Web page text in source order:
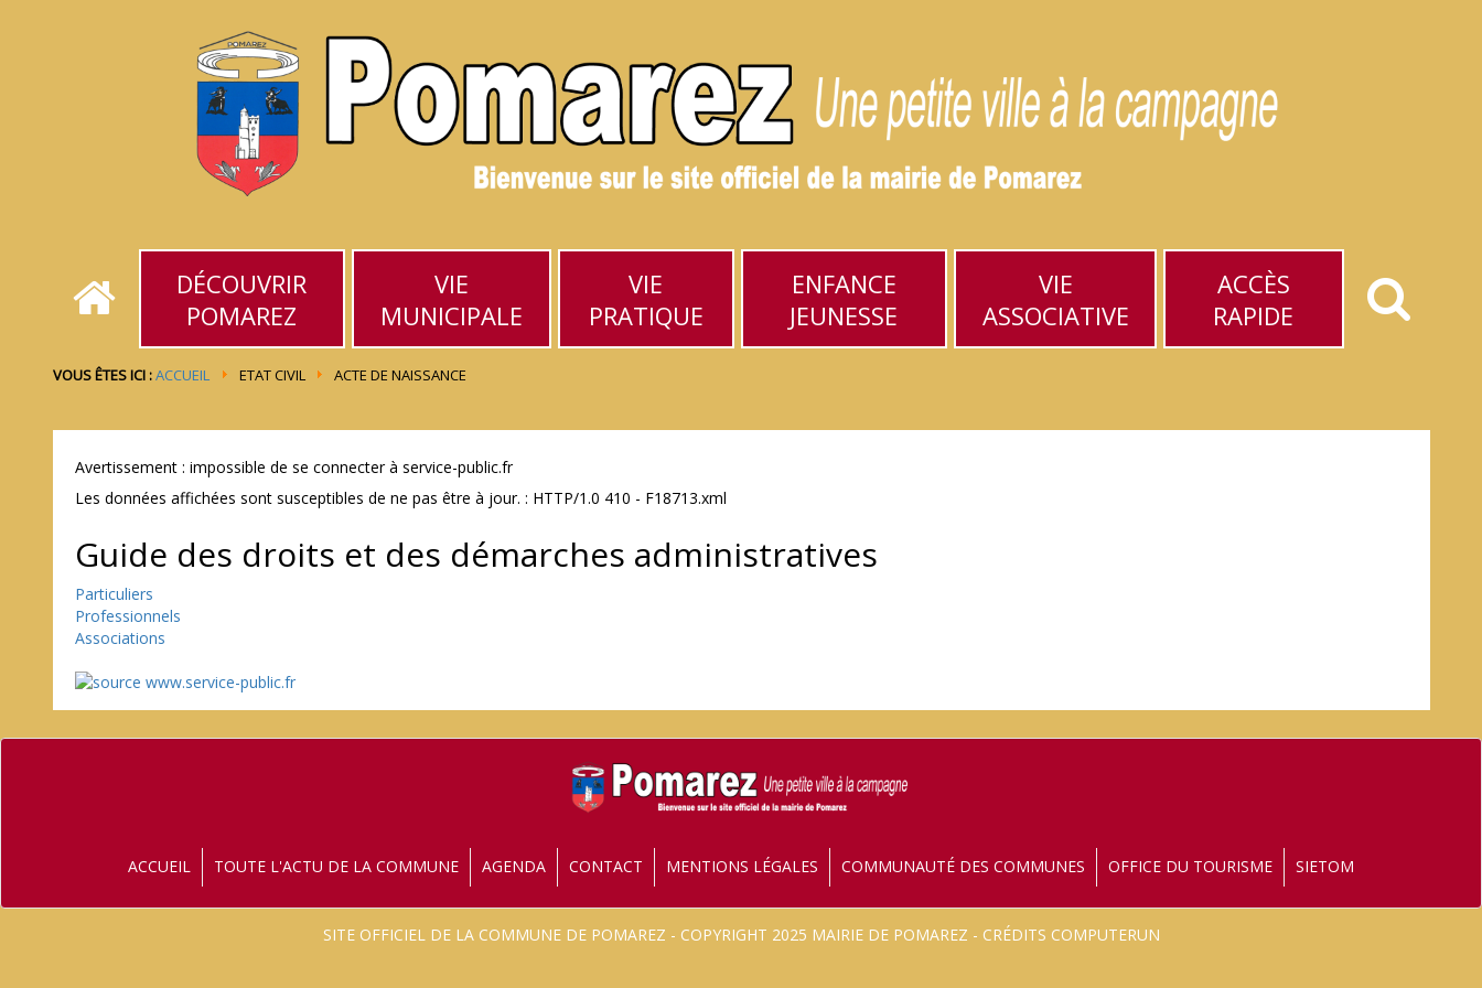
DÉCOUVRIR
POMAREZ
VIE
MUNICIPALE
VIE
PRATIQUE
ENFANCE
JEUNESSE
VIE
ASSOCIATIVE
ACCÈS
RAPIDE
VOUS ÊTES ICI :ACCUEIL ETAT CIVIL ACTE DE NAISSANCE
Avertissement : impossible de se connecter à service-public.fr
Les données affichées sont susceptibles de ne pas être à jour. : HTTP/1.0 410 - F18713.xml
Guide des droits et des démarches administratives
Particuliers
Professionnels
Associations
ACCUEIL TOUTE L'ACTU DE LA COMMUNE AGENDA CONTACT MENTIONS LÉGALES COMMUNAUTÉ DES COMMUNES OFFICE DU TOURISME SIETOM
SITE OFFICIEL DE LA COMMUNE DE POMAREZ - COPYRIGHT 2025 MAIRIE DE POMAREZ - CRÉDITS COMPUTERUN